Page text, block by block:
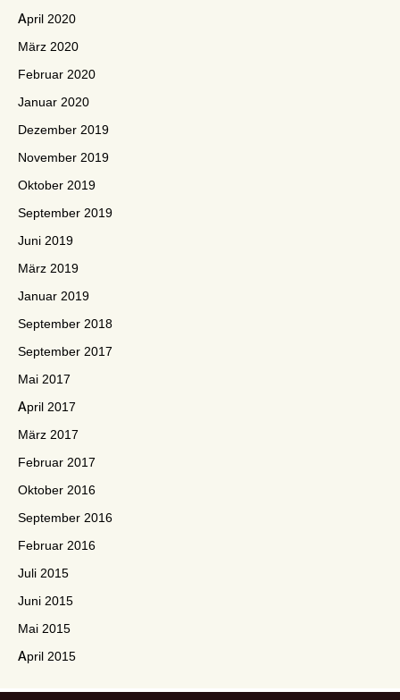
April 2020
März 2020
Februar 2020
Januar 2020
Dezember 2019
November 2019
Oktober 2019
September 2019
Juni 2019
März 2019
Januar 2019
September 2018
September 2017
Mai 2017
April 2017
März 2017
Februar 2017
Oktober 2016
September 2016
Februar 2016
Juli 2015
Juni 2015
Mai 2015
April 2015